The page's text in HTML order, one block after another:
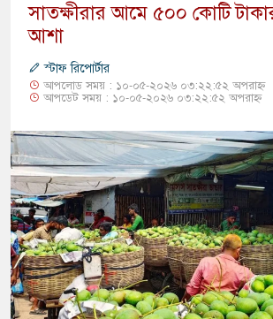
সাতক্ষীরার আমে ৫০০ কোটি
আশা
স্টাফ রিপোর্টার
আপলোড সময় : ১০-০৫-২০২৬ ০৩:২২:৫২ অপরাহ্ন
আপডেট সময় : ১০-০৫-২০২৬ ০৩:২২:৫২ অপরাহ্ন